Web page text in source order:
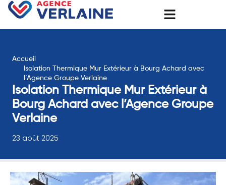
Accueil
Isolation Thermique Mur Extérieur à Bourg Achard avec
l’Agence Groupe Verlaine
Isolation Thermique Mur Extérieur à
Bourg Achard avec l’Agence Groupe
Verlaine
23 août 2025